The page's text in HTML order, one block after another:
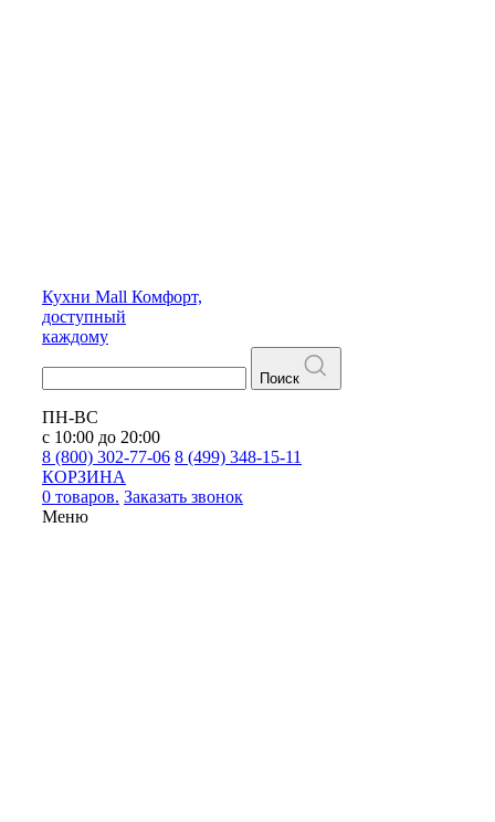
Кухни Mall Комфорт,
доступный
каждому
Поиск
ПН-ВС
с 10:00 до 20:00
8 (800) 302-77-06 8 (499) 348-15-11
КОРЗИНА
0 товаров. Заказать звонок
Меню